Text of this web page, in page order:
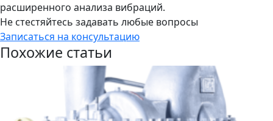
расширенного анализа вибраций.
Не стестяйтесь задавать любые вопросы
Записаться на консультацию
Похожие статьи